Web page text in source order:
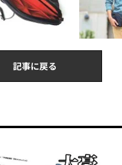
記事に戻る